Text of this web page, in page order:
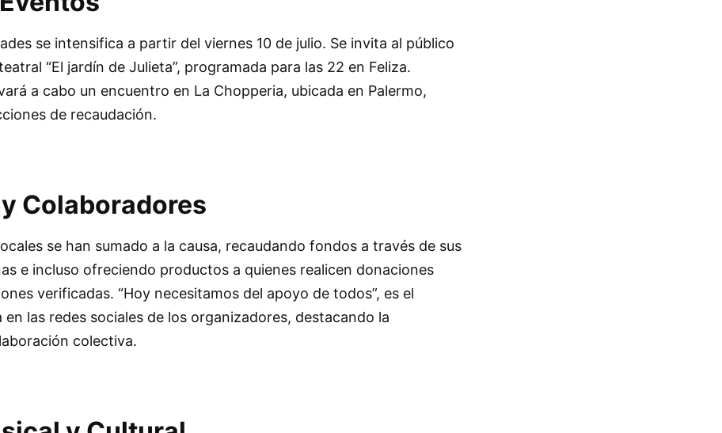
se intensifica a partir del viernes 10 de julio. Se invita al público
“El jardín de Julieta”, programada para las 22 en Feliza.
a cabo un encuentro en La Chopperia, ubicada en Palermo,
de recaudación.
Colaboradores
se han sumado a la causa, recaudando fondos a través de sus
e incluso ofreciendo productos a quienes realicen donaciones
verificadas. “Hoy necesitamos del apoyo de todos”, es el
en las redes sociales de los organizadores, destacando la
colectiva.